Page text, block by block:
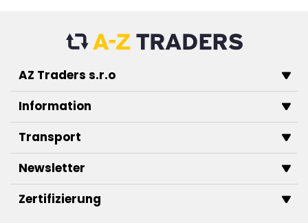
AZ Traders s.r.o
Information
Transport
Newsletter
Zertifizierung